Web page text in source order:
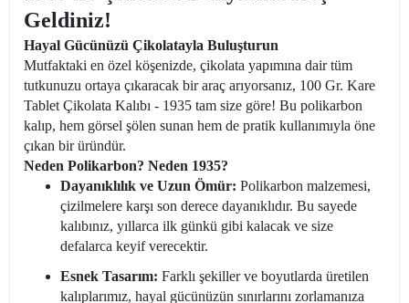
Geldiniz!
Hayal Gücünüzü Çikolatayla Buluşturun
Mutfaktaki en özel köşenizde, çikolata yapımına dair tüm
tutkunuzu ortaya çıkaracak bir araç arıyorsanız, 100 Gr. Kare
Tablet Çikolata Kalıbı - 1935 tam size göre! Bu polikarbon
kalıp, hem görsel şölen sunan hem de pratik kullanımıyla öne
çıkan bir üründür.
Neden Polikarbon? Neden 1935?
Dayanıklılık ve Uzun Ömür: Polikarbon malzemesi,
çizilmelere karşı son derece dayanıklıdır. Bu sayede
kalıbınız, yıllarca ilk günkü gibi kalacak ve size
defalarca keyif verecektir.
Esnek Tasarım: Farklı şekiller ve boyutlarda üretilen
kalıplarımız, hayal gücünüzün sınırlarını zorlamanıza